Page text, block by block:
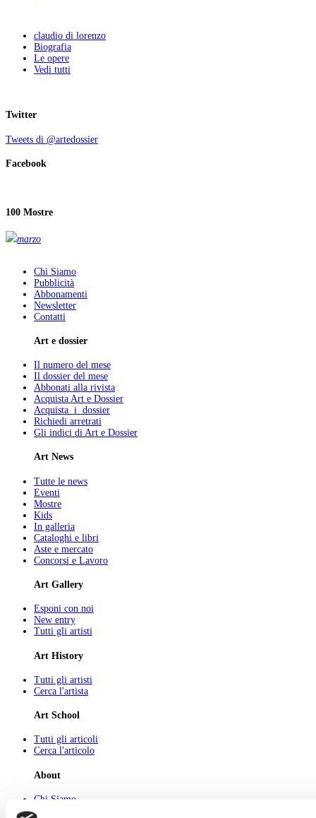
claudio di lorenzo
Biografia
Le opere
Vedi tutti
Twitter
Tweets di @artedossier
Facebook
100 Mostre
marzo
Chi Siamo
Pubblicità
Abbonamenti
Newsletter
Contatti
Art e dossier
Il numero del mese
Il dossier del mese
Abbonati alla rivista
Acquista Art e Dossier
Acquista i dossier
Richiedi arretrati
Gli indici di Art e Dossier
Art News
Tutte le news
Eventi
Mostre
Kids
In galleria
Cataloghi e libri
Aste e mercato
Concorsi e Lavoro
Art Gallery
Esponi con noi
New entry
Tutti gli artisti
Art History
Tutti gli artisti
Cerca l'artista
Art School
Tutti gli articoli
Cerca l'articolo
About
Chi Siamo
Pubblicità